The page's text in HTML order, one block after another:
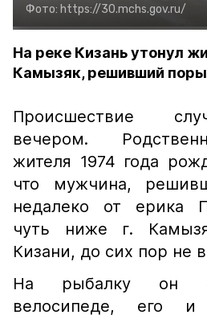
Фото: https://30.mchs.gov.ru/
На реке Кизань утонул
Камызяк, решивший
Происшествие
вечером.
жителя 1974 года
что мужчина,
недалеко от ерика
чуть ниже г.
Кизани, до сих пор не
На рыбалку он
велосипеде, его